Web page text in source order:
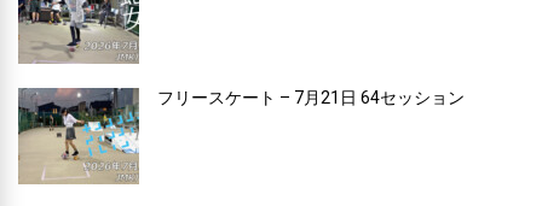
フリースケート – 7月21日 64セッション